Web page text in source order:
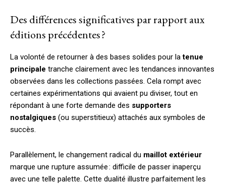
Des différences significatives par rapport aux
éditions précédentes ?
La volonté de retourner à des bases solides pour latenue
principale tranche clairement avec les tendances innovantes
observées dans les collections passées. Cela rompt avec
certaines expérimentations qui avaient pu diviser, tout en
répondant à une forte demande des supporters
nostalgiques (ou superstitieux) attachés aux symboles de
succès.
Parallèlement, le changement radical du maillot extérieur
marque une rupture assumée : difficile de passer inaperçu
avec une telle palette. Cette dualité illustre parfaitement les